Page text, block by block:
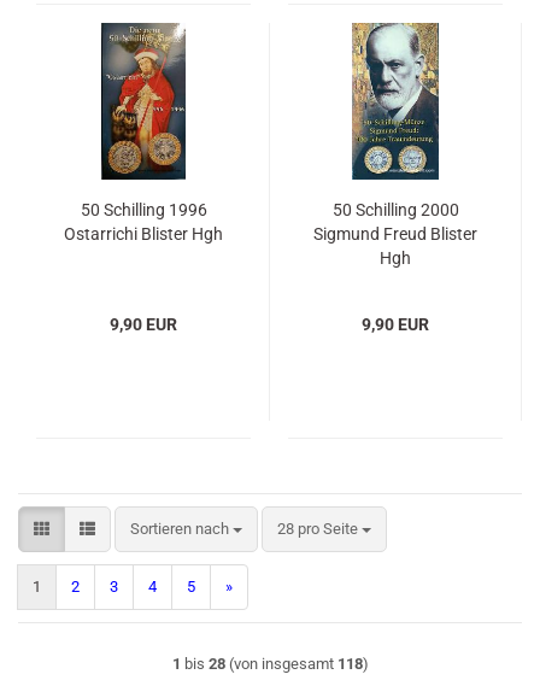
50 Schilling 1996
Ostarrichi Blister Hgh
9,90 EUR
50 Schilling 2000
Sigmund Freud Blister
Hgh
9,90 EUR
Sortieren nach
Sortieren nach 28 pro Seite
pro Seite
1 2 3 4 5 »
1 bis 28(von insgesamt 118)